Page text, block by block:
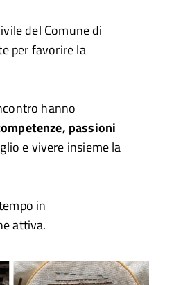
del Comune di
per favorire la
hanno
passioni
e vivere insieme la
in
attiva.